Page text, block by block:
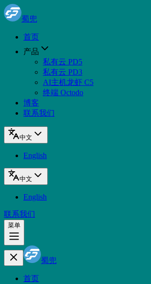
蜀兜
首页
产品
私有云 PD5
私有云 PD3
AI主机龙虾 C5
终端 Octodo
博客
联系我们
中文
English
中文
English
联系我们
菜单
蜀兜
首页